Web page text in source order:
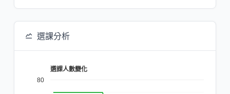
選課分析
選課人數變化
80